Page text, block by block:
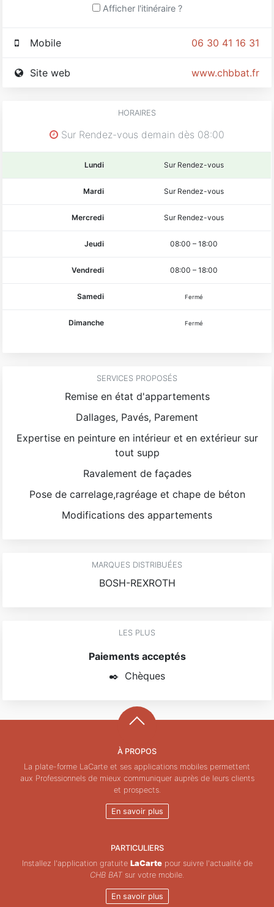
Afficher l'itinéraire ?
06 30 41 16 31
Mobile
www.chbbat.fr
Site web
HORAIRES
Sur Rendez-vous demain dès 08:00
Lundi Sur Rendez-vous
Mardi Sur Rendez-vous
Mercredi Sur Rendez-vous
Jeudi 08:00 – 18:00
Vendredi 08:00 – 18:00
Samedi Fermé
Dimanche Fermé
SERVICES PROPOSÉS
Remise en état d'appartements
Dallages, Pavés, Parement
Expertise en peinture en intérieur et en extérieur sur
tout supp
Ravalement de façades
Pose de carrelage,ragréage et chape de béton
Modifications des appartements
MARQUES DISTRIBUÉES
BOSH-REXROTH
LES PLUS
Paiements acceptés
✒️ Chèques
À PROPOS
La plate-forme LaCarte et ses applications mobiles permettent
aux Professionnels de mieux communiquer auprès de leurs clients
et prospects.
En savoir plus
PARTICULIERS
Installez l'application gratuite LaCartepour suivre l'actualité de
CHB BAT sur votre mobile.
En savoir plus